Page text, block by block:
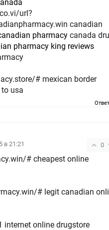
url?
canadian
pharmacy canada
pharmacy king reviews
# mexican border
usa
0
в 21:21
# cheapest online
# legit canadian
internet online drugstore